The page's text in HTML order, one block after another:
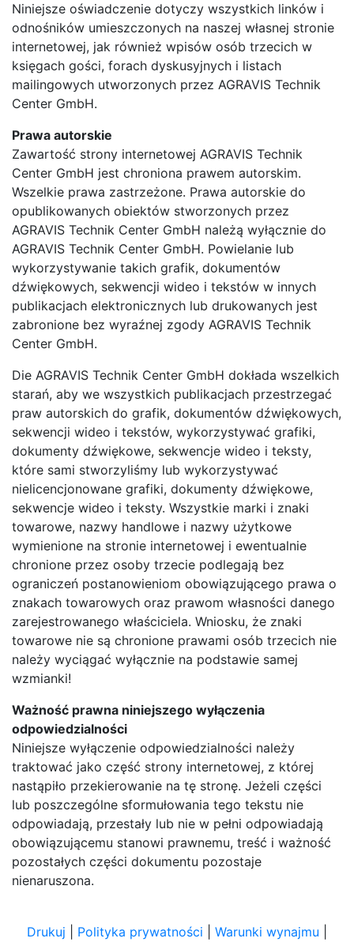
Niniejsze oświadczenie dotyczy wszystkich linków i
odnośników umieszczonych na naszej własnej stronie
internetowej, jak również wpisów osób trzecich w
księgach gości, forach dyskusyjnych i listach
mailingowych utworzonych przez AGRAVIS Technik
Center GmbH.
Prawa autorskie
Zawartość strony internetowej AGRAVIS Technik
Center GmbH jest chroniona prawem autorskim.
Wszelkie prawa zastrzeżone. Prawa autorskie do
opublikowanych obiektów stworzonych przez
AGRAVIS Technik Center GmbH należą wyłącznie do
AGRAVIS Technik Center GmbH. Powielanie lub
wykorzystywanie takich grafik, dokumentów
dźwiękowych, sekwencji wideo i tekstów w innych
publikacjach elektronicznych lub drukowanych jest
zabronione bez wyraźnej zgody AGRAVIS Technik
Center GmbH.
Die AGRAVIS Technik Center GmbH dokłada wszelkich
starań, aby we wszystkich publikacjach przestrzegać
praw autorskich do grafik, dokumentów dźwiękowych,
sekwencji wideo i tekstów, wykorzystywać grafiki,
dokumenty dźwiękowe, sekwencje wideo i teksty,
które sami stworzyliśmy lub wykorzystywać
nielicencjonowane grafiki, dokumenty dźwiękowe,
sekwencje wideo i teksty. Wszystkie marki i znaki
towarowe, nazwy handlowe i nazwy użytkowe
wymienione na stronie internetowej i ewentualnie
chronione przez osoby trzecie podlegają bez
ograniczeń postanowieniom obowiązującego prawa o
znakach towarowych oraz prawom własności danego
zarejestrowanego właściciela. Wniosku, że znaki
towarowe nie są chronione prawami osób trzecich nie
należy wyciągać wyłącznie na podstawie samej
wzmianki!
Ważność prawna niniejszego wyłączenia
odpowiedzialności
Niniejsze wyłączenie odpowiedzialności należy
traktować jako część strony internetowej, z której
nastąpiło przekierowanie na tę stronę. Jeżeli części
lub poszczególne sformułowania tego tekstu nie
odpowiadają, przestały lub nie w pełni odpowiadają
obowiązującemu stanowi prawnemu, treść i ważność
pozostałych części dokumentu pozostaje
nienaruszona.
Drukuj Polityka prywatności Warunki wynajmu